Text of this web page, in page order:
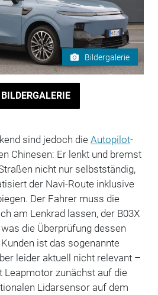
Bildergalerie
sind jedoch dieAutopilot-
Chinesen: Er lenkt und bremst
nicht nur selbstständig,
der Navi-Route inklusive
Der Fahrer muss die
am Lenkrad lassen, der B03X
die Überprüfung dessen
ist das sogenannte
leider aktuell nicht relevant –
Leapmotor zunächst auf die
Lidarsensor auf dem